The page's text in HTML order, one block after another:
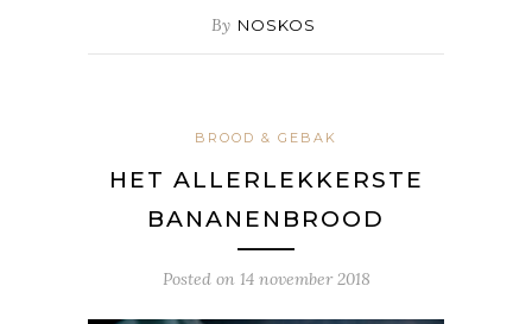
By NOSKOS
BROOD & GEBAK
HET ALLERLEKKERSTE
BANANENBROOD
Posted on 14 november 2018